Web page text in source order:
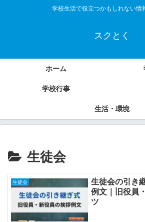
学校生活で役立つかもしれない情
スクとく
ホーム
学校行事
生活・環境
生徒会
生徒会
生徒会の引き
例文｜旧役員
ツ